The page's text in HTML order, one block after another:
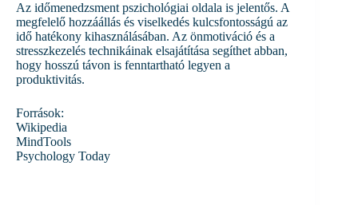
Az időmenedzsment pszichológiai oldala is jelentős. A
megfelelő hozzáállás és viselkedés kulcsfontosságú az
idő hatékony kihasználásában. Az önmotiváció és a
stresszkezelés technikáinak elsajátítása segíthet abban,
hogy hosszú távon is fenntartható legyen a
produktivitás.
Források:
Wikipedia
MindTools
Psychology Today